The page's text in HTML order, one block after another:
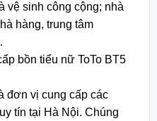
vệ sinh công cộng; nhà
hàng, trung tâm
bồn tiểu nữ ToTo BT5
đơn vị cung cấp các
tín tại Hà Nội. Chúng